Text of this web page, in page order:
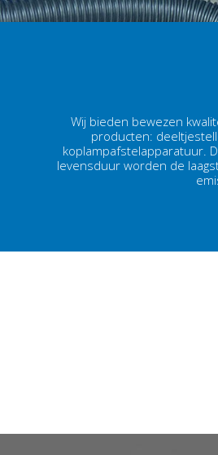
Wij bieden bewezen
producten:
koplampafstelapparatuur.
levensduur worden de